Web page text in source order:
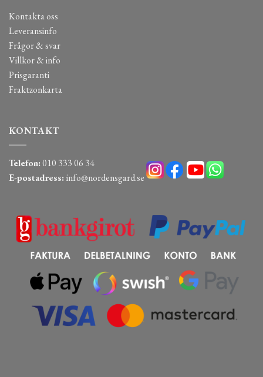
Kontakta oss
Leveransinfo
Frågor & svar
Villkor & info
Prisgaranti
Fraktzonkarta
KONTAKT
Telefon:010 333 06 34
E-postadress: info@nordensgard.se